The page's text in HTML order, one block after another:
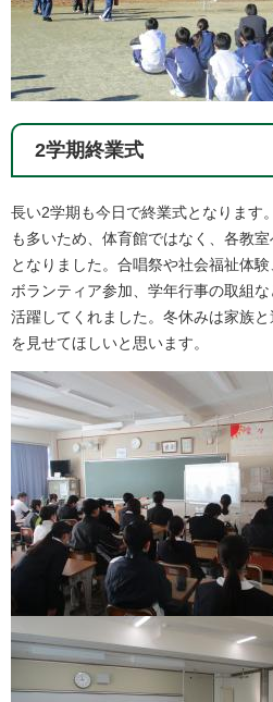
2学期終業式
長い2学期も今日で終業式となります
も多いため、体育館ではなく、各教
となりました。合唱祭や社会福祉体
ボランティア参加、学年行事の取組
活躍してくれました。冬休みは家族
を見せてほしいと思います。